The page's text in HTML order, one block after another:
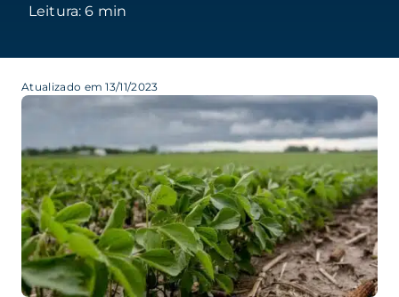
Atualizado em 13/11/2023